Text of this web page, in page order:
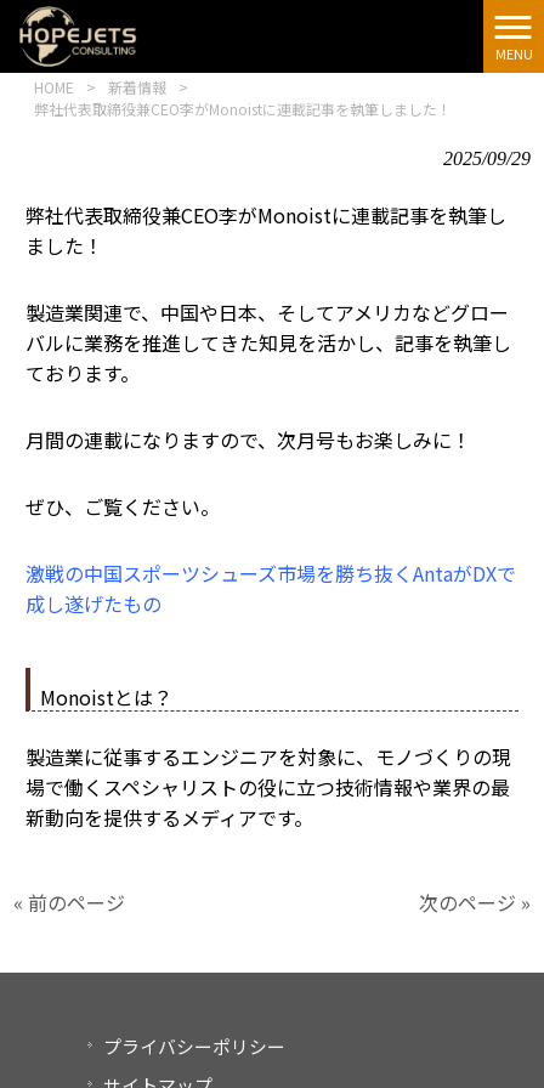
MENU
HOME > 新着情報
>
弊社代表取締役兼CEO李がMonoistに連載記事を執筆しました！
2025/09/29
弊社代表取締役兼CEO李がMonoistに連載記事を執筆し
ました！
製造業関連で、中国や日本、そしてアメリカなどグロー
バルに業務を推進してきた知見を活かし、記事を執筆し
ております。
月間の連載になりますので、次月号もお楽しみに！
ぜひ、ご覧ください。
激戦の中国スポーツシューズ市場を勝ち抜くAntaがDXで
成し遂げたもの
Monoistとは？
製造業に従事するエンジニアを対象に、モノづくりの現
場で働くスペシャリストの役に立つ技術情報や業界の最
新動向を提供するメディアです。
« 前のページ 次のページ »
プライバシーポリシー